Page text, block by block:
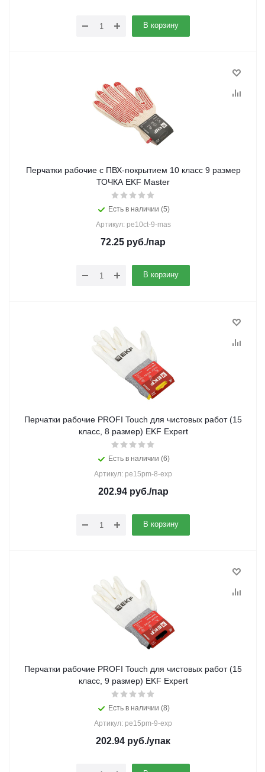
В корзину
Перчатки рабочие с ПВХ-покрытием 10 класс 9 размер
ТОЧКА EKF Master
Есть в наличии (5)
Артикул: pe10ct-9-mas
72.25 руб./пар
В корзину
Перчатки рабочие PROFI Touch для чистовых работ (15
класс, 8 размер) EKF Expert
Есть в наличии (6)
Артикул: pe15pm-8-exp
202.94руб./пар
В корзину
Перчатки рабочие PROFI Touch для чистовых работ (15
класс, 9 размер) EKF Expert
Есть в наличии (8)
Артикул: pe15pm-9-exp
202.94 руб./упак